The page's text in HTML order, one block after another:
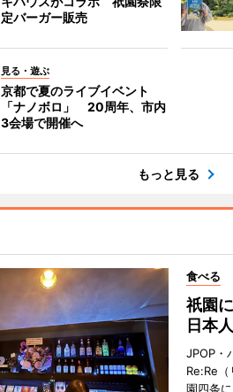
定バーガー販売
見る・遊ぶ
京都で夏のライブイベント
「ナノボロ」 20周年、市内
3会場で開催へ
もっと見る
食べる
祇園
日本
JPOP・
Re:Re
園四条